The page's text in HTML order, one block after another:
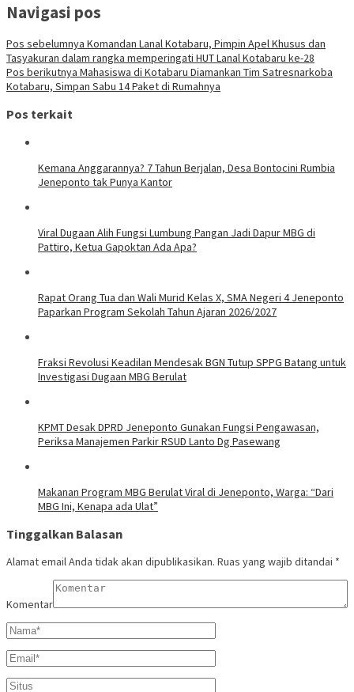
Navigasi pos
Pos sebelumnya Komandan Lanal Kotabaru, Pimpin Apel Khusus dan
Tasyakuran dalam rangka memperingati HUT Lanal Kotabaru ke-28
Pos berikutnya Mahasiswa di Kotabaru Diamankan Tim Satresnarkoba
Kotabaru, Simpan Sabu 14 Paket di Rumahnya
Pos terkait
Kemana Anggarannya? 7 Tahun Berjalan, Desa Bontocini Rumbia
Jeneponto tak Punya Kantor
Viral Dugaan Alih Fungsi Lumbung Pangan Jadi Dapur MBG di
Pattiro, Ketua Gapoktan Ada Apa?
Rapat Orang Tua dan Wali Murid Kelas X, SMA Negeri 4 Jeneponto
Paparkan Program Sekolah Tahun Ajaran 2026/2027
Fraksi Revolusi Keadilan Mendesak BGN Tutup SPPG Batang untuk
Investigasi Dugaan MBG Berulat
KPMT Desak DPRD Jeneponto Gunakan Fungsi Pengawasan,
Periksa Manajemen Parkir RSUD Lanto Dg Pasewang
Makanan Program MBG Berulat Viral di Jeneponto, Warga: “Dari
MBG Ini, Kenapa ada Ulat”
Tinggalkan Balasan
Alamat email Anda tidak akan dipublikasikan. Ruas yang wajib ditandai *
Komentar